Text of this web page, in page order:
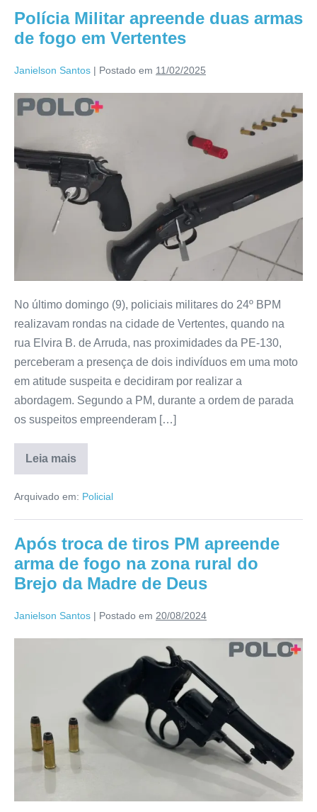
Polícia Militar apreende duas armas
de fogo em Vertentes
Janielson Santos | Postado em 11/02/2025
No último domingo (9), policiais militares do 24º BPM
realizavam rondas na cidade de Vertentes, quando na
rua Elvira B. de Arruda, nas proximidades da PE-130,
perceberam a presença de dois indivíduos em uma moto
em atitude suspeita e decidiram por realizar a
abordagem. Segundo a PM, durante a ordem de parada
os suspeitos empreenderam […]
Leia mais
Arquivado em: Policial
Após troca de tiros PM apreende
arma de fogo na zona rural do
Brejo da Madre de Deus
Janielson Santos | Postado em 20/08/2024